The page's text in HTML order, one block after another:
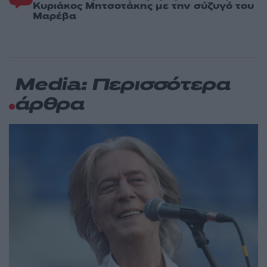
Κυριάκος Μητσοτάκης με την σύζυγό του
Μαρέβα
Media: Περισσότερα
άρθρα